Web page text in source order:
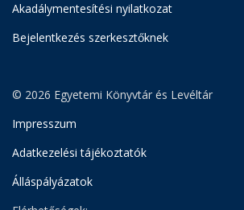
Akadálymentesítési nyilatkozat
Bejelentkezés szerkesztőknek
© 2026 Egyetemi Könyvtár és Levéltár
Impresszum
Adatkezelési tájékoztatók
Álláspályázatok